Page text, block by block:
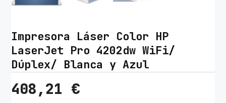
Impresora Láser Color HP
LaserJet Pro 4202dw WiFi/
Dúplex/ Blanca y Azul
408,21 €